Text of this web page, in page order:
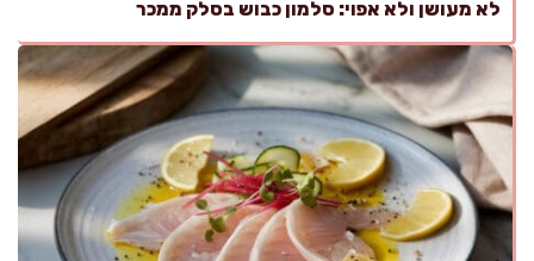
לא מעושן ולא אפוי: סלמון כבוש בסלק ממכר